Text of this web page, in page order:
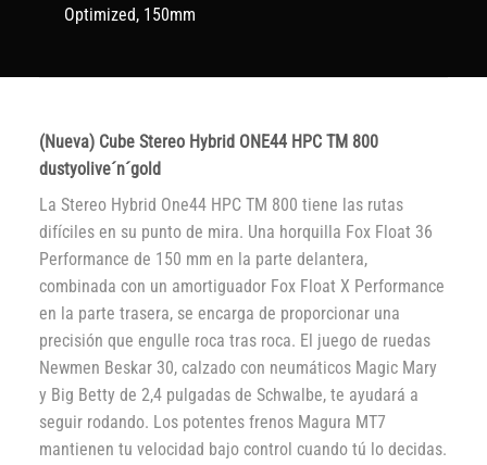
Optimized, 150mm
(Nueva) Cube Stereo Hybrid ONE44 HPC TM 800
dustyolive´n´gold
La Stereo Hybrid One44 HPC TM 800 tiene las rutas
difíciles en su punto de mira. Una horquilla Fox Float 36
Performance de 150 mm en la parte delantera,
combinada con un amortiguador Fox Float X Performance
en la parte trasera, se encarga de proporcionar una
precisión que engulle roca tras roca. El juego de ruedas
Newmen Beskar 30, calzado con neumáticos Magic Mary
y Big Betty de 2,4 pulgadas de Schwalbe, te ayudará a
seguir rodando. Los potentes frenos Magura MT7
mantienen tu velocidad bajo control cuando tú lo decidas.